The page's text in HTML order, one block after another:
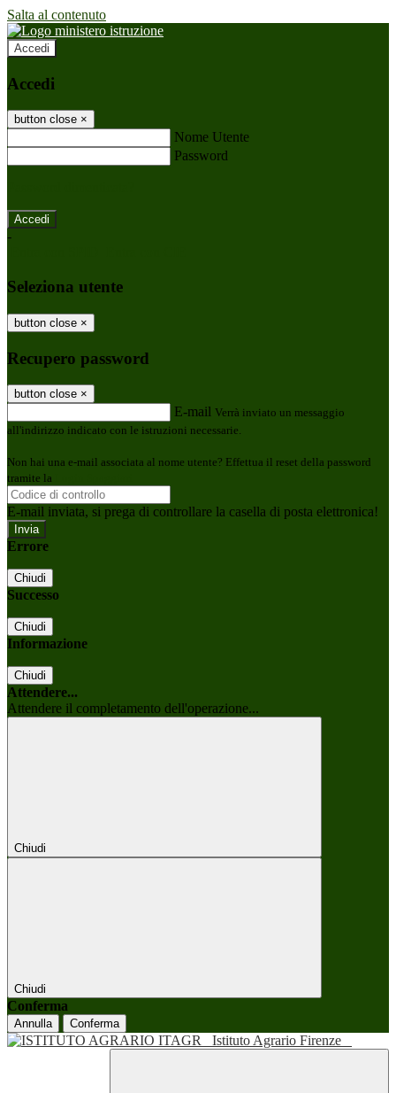
Salta al contenuto
Accedi
Accedi
button close ×
Nome Utente
Password
-
Seleziona utente
button close ×
Recupero password
button close ×
E-mail Verrà inviato un messaggio
all'indirizzo indicato con le istruzioni necessarie.
Non hai una e-mail associata al nome utente? Effettua il reset della password
tramite la
E-mail inviata, si prega di controllare la casella di posta elettronica!
Errore
Chiudi
Successo
Chiudi
Informazione
Chiudi
Attendere...
Attendere il completamento dell'operazione...
Chiudi
Chiudi
Conferma
Annulla Conferma
Istituto Agrario Firenze